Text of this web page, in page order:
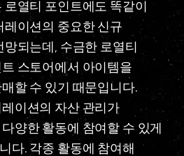
열티 포인트에도 똑같이
레이션의 중요한 신규
되는데, 수금한 로열티
스토어에서 아이템을
할 수 있기 때문입니다.
이션의 자산 관리가
양한 활동에 참여할 수 있게
다. 각종 활동에 참여해